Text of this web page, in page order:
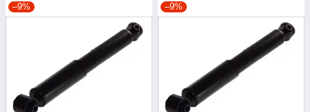
–9% –9%